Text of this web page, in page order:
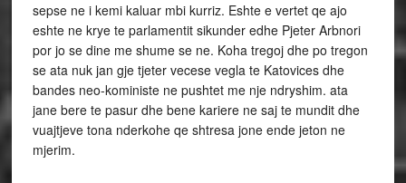
sepse ne i kemi kaluar mbi kurriz. Eshte e vertet qe ajo
eshte ne krye te parlamentit sikunder edhe Pjeter Arbnori
por jo se dine me shume se ne. Koha tregoj dhe po tregon
se ata nuk jan gje tjeter vecese vegla te Katovices dhe
bandes neo-koministe ne pushtet me nje ndryshim. ata
jane bere te pasur dhe bene kariere ne saj te mundit dhe
vuajtjeve tona nderkohe qe shtresa jone ende jeton ne
mjerim.